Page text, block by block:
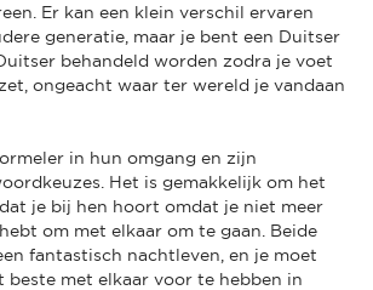
Er kan een klein verschil ervaren
generatie, maar je bent een Duitser
behandeld worden zodra je voet
ongeacht waar ter wereld je vandaan
in hun omgang en zijn
Het is gemakkelijk om het
je bij hen hoort omdat je niet meer
om met elkaar om te gaan. Beide
fantastisch nachtleven, en je moet
beste met elkaar voor te hebben in